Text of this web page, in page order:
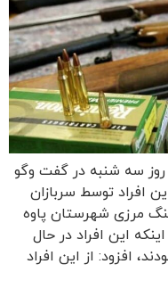
روز سه شنبه در گفت وگو
افراد توسط سربازان
مرزی شهرستان پاوه
این افراد در حال
افزود: از این افراد